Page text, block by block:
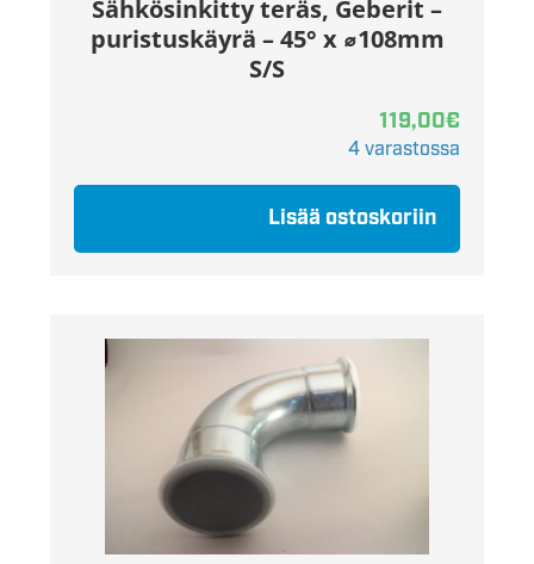
Sähkösinkitty teräs, Geberit –
puristuskäyrä – 45° x ⌀108mm
S/S
119,00€
4 varastossa
Lisää ostoskoriin